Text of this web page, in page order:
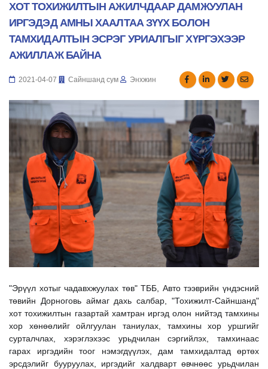
ХОТ ТОХИЖИЛТЫН АЖИЛЧДААР ДАМЖУУЛАН
ИРГЭДЭД АМНЫ ХААЛТАА ЗҮҮХ БОЛОН
ТАМХИДАЛТЫН ЭСРЭГ УРИАЛГЫГ ХҮРГЭХЭЭР
АЖИЛЛАЖ БАЙНА
2021-04-07 Сайншанд сум Энхжин
"Эрүүл хотыг чадавхжуулах төв" ТББ, Авто тээврийн үндэсний
төвийн Дорноговь аймаг дахь салбар, "Тохижилт-Сайншанд"
хот тохижилтын газартай хамтран иргэд олон нийтэд тамхины
хор хөнөөлийг ойлгуулан таниулах, тамхины хор уршгийг
сурталчлах, хэрэглэхээс урьдчилан сэргийлэх, тамхинаас
гарах иргэдийн тоог нэмэгдүүлэх, дам тамхидалтад өртөх
эрсдэлийг бууруулах, иргэдийг халдварт өвчнөөс урьдчилан